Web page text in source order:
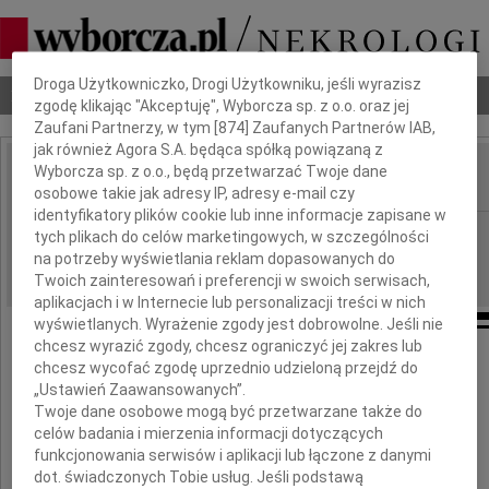
Nekrologi Odeszli Poradnik pogrzebowy
IMIĘ I NAZWISKO:
REGION: Szczecin
DATA EMISJI: 07.03.2017
Panu Sędziemu
Jackowi Szrederowi
Dbamy o Twoją prywatność
Droga Użytkowniczko, Drogi Użytkowniku, jeśli wyrazisz
zgodę klikając "Akceptuję", Wyborcza sp. z o.o. oraz jej
Zaufani Partnerzy, w tym [874 ] Zaufanych Partnerów IAB,
jak również Agora S.A. będąca spółką powiązaną z
Wyborcza sp. z o.o., będą przetwarzać Twoje dane
osobowe takie jak adresy IP, adresy e-mail czy
identyfikatory plików cookie lub inne informacje zapisane w
tych plikach do celów marketingowych, w szczególności
na potrzeby wyświetlania reklam dopasowanych do
Twoich zainteresowań i preferencji w swoich serwisach,
aplikacjach i w Internecie lub personalizacji treści w nich
wyświetlanych. Wyrażenie zgody jest dobrowolne. Jeśli nie
chcesz wyrazić zgody, chcesz ograniczyć jej zakres lub
chcesz wycofać zgodę uprzednio udzieloną przejdź do
„Ustawień Zaawansowanych”.
Twoje dane osobowe mogą być przetwarzane także do
celów badania i mierzenia informacji dotyczących
funkcjonowania serwisów i aplikacji lub łączone z danymi
dot. świadczonych Tobie usług. Jeśli podstawą